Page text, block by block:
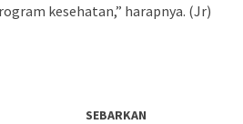
kesehatan,” harapnya. (Jr)
SEBARKAN